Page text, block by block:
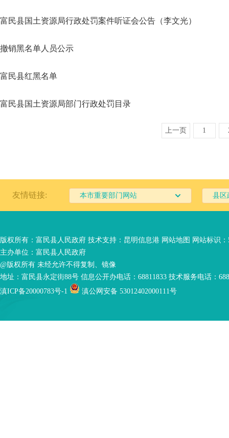
富民县国土资源局行政处罚案件听证会公告（李文光）
撤销黑名单人员公示
富民县红黑名单
富民县国土资源局部门行政处罚目录
上一页 1
友情链接: 本市重要部门网站 县区
版权所有：富民县人民政府 技术支持： 昆明信息港 网站地图 网站标识：
主办单位：富民县人民政府
@版权所有 未经允许不得复制、镜像
地址：富民县永定街88号 信息公开办电话：68811833 技术服务电话：
滇ICP备20000783号-1
滇公网安备 53012402000111号